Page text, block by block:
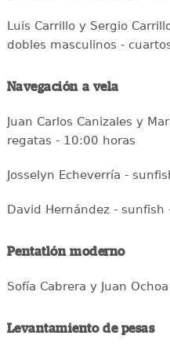
Luis Carrillo y Sergio
dobles masculinos -
Navegación a vela
Juan Carlos Canizales y
regatas - 10:00 horas
Josselyn Echeverría -
David Hernández -
Pentatlón moderno
Sofía Cabrera y Juan
Levantamiento de pesas